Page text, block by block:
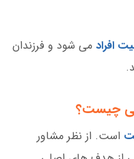
افراد می شود و فرزندان
چیست؟
است. از نظر مشاور